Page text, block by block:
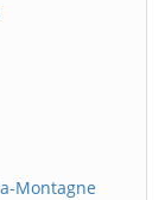
Montagne